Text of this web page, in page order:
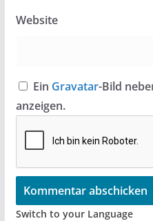
Website
Ein Gravatar-Bild
anzeigen.
Switch to your Language